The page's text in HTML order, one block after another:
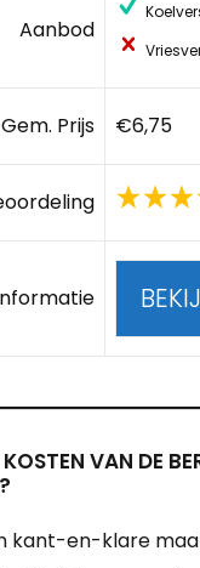
Aanbod
Gem. Prijs €6,75
VAN DE
kant-en-klare